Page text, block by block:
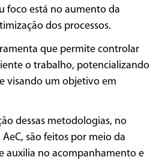
foco está no aumento da
dos processos.
que permite controlar
o trabalho, potencializando
visando um objetivo em
dessas metodologias, no
são feitos por meio da
auxilia no acompanhamento e